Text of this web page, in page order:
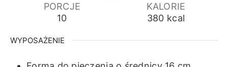
PORCJE
10
KALORIE
380 kcal
WYPOSAŻENIE